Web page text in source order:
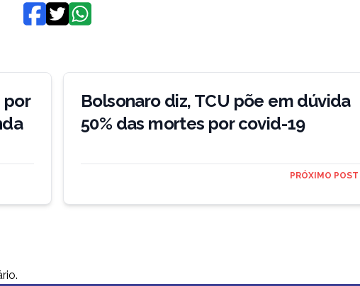
por
Bolsonaro diz, TCU põe em dúvida
50% das mortes por covid-19
PRÓXIMO POST